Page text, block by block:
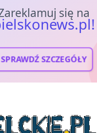
się na
SPRAWDŹ SZCZEGÓŁY